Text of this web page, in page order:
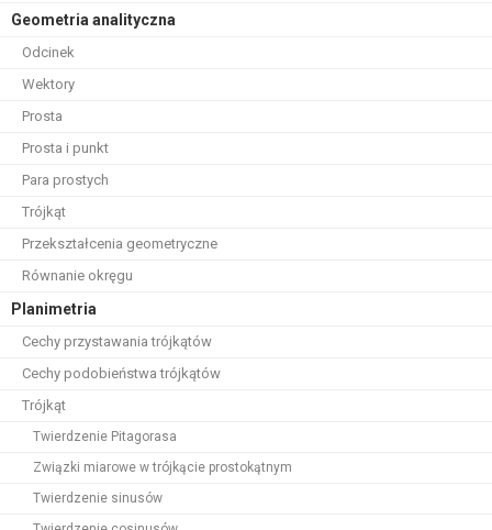
Geometria analityczna
Odcinek
Wektory
Prosta
Prosta i punkt
Para prostych
Trójkąt
Przekształcenia geometryczne
Równanie okręgu
Planimetria
Cechy przystawania trójkątów
Cechy podobieństwa trójkątów
Trójkąt
Twierdzenie Pitagorasa
Związki miarowe w trójkącie prostokątnym
Twierdzenie sinusów